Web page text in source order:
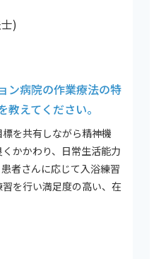
)
ン病院の作業療法の特
えてください。
を共有しながら精神機
かかわり、日常生活能力
者さんに応じて入浴練習
を行い満足度の高い、在